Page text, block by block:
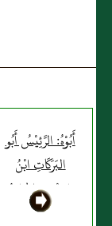
أَبُوْهُ: الرَّئِيْسُ أَبُو
البَرَكَاتِ ابْنُ
صَصْرَى الحَسَنُ
بنُ هِبَةِ اللهِ